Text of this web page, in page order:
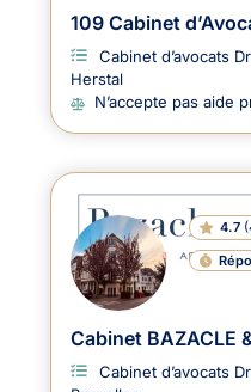
109 Cabinet
Cabinet d’avocats
Herstal
N’accepte pas aide
4.7 (
Cabinet BAZACLE
Cabinet d’avocats